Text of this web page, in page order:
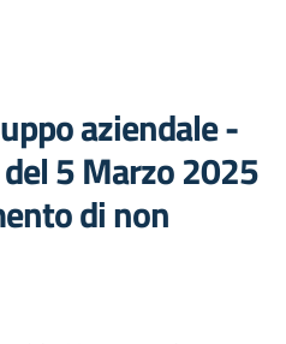
aziendale -
5 Marzo 2025
di non